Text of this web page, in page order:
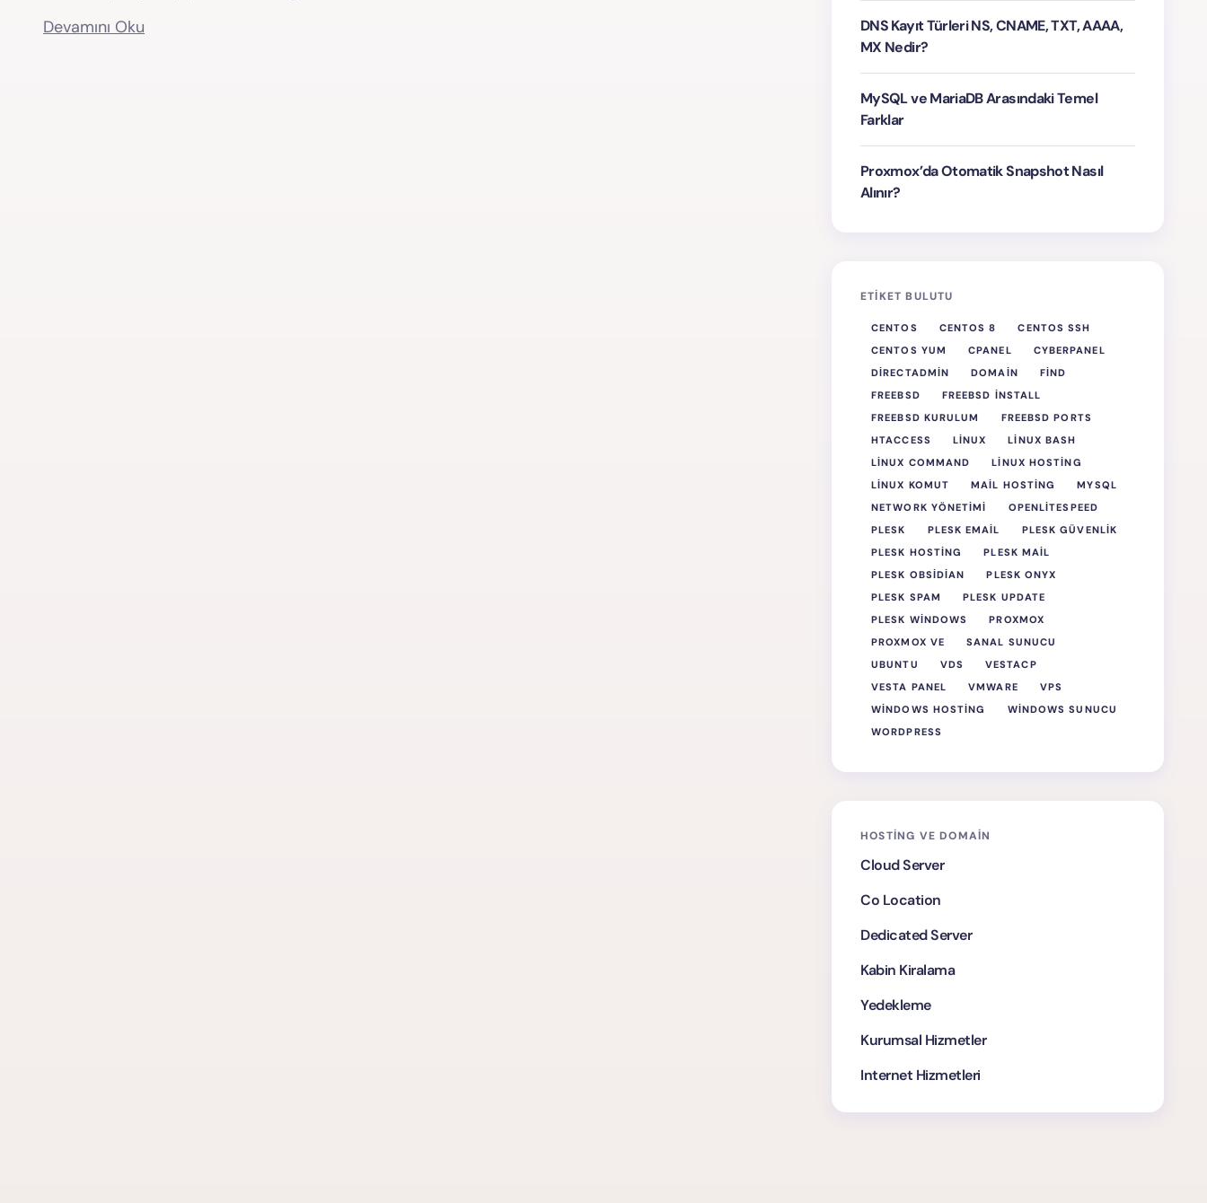
Devamını Oku
DNS Kayıt Türleri NS, CNAME, TXT, AAAA,
MX Nedir?
MySQL ve MariaDB Arasındaki Temel
Farklar
Proxmox’da Otomatik Snapshot Nasıl
Alınır?
ETIKET BULUTU
CENTOS CENTOS 8
CENTOS SSH
CENTOS YUM
CPANEL
CYBERPANEL
DIRECTADMIN
DOMAIN
FIND
FREEBSD
FREEBSD INSTALL
FREEBSD KURULUM
FREEBSD PORTS
HTACCESS
LINUX
LINUX BASH
LINUX COMMAND
LINUX HOSTING
LINUX KOMUT
MAIL HOSTING
MYSQL
NETWORK YÖNETIMI
OPENLITESPEED
PLESK
PLESK EMAIL
PLESK GÜVENLIK
PLESK HOSTING
PLESK MAIL
PLESK OBSIDIAN
PLESK ONYX
PLESK SPAM
PLESK UPDATE
PLESK WINDOWS
PROXMOX
PROXMOX VE
SANAL SUNUCU
UBUNTU
VDS
VESTACP
VESTA PANEL
VMWARE
VPS
WINDOWS HOSTING
WINDOWS SUNUCU
WORDPRESS
HOSTING VE DOMAIN
Cloud Server
Co Location
Dedicated Server
Kabin Kiralama
Yedekleme
Kurumsal Hizmetler
Internet Hizmetleri